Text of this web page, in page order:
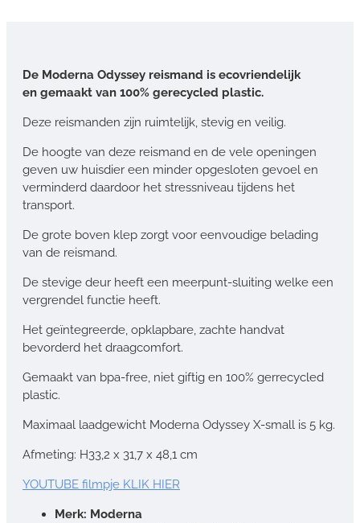
De Moderna Odyssey reismand is ecovriendelijk
en gemaakt van 100% gerecycled plastic.
Deze reismanden zijn ruimtelijk, stevig en veilig.
De hoogte van deze reismand en de vele openingen
geven uw huisdier een minder opgesloten gevoel en
verminderd daardoor het stressniveau tijdens het
transport.
De grote boven klep zorgt voor eenvoudige belading
van de reismand.
De stevige deur heeft een meerpunt-sluiting welke een
vergrendel functie heeft.
Het geïntegreerde, opklapbare, zachte handvat
bevorderd het draagcomfort.
Gemaakt van bpa-free, niet giftig en 100% gerrecycled
plastic.
Maximaal laadgewicht Moderna Odyssey X-small is 5 kg.
Afmeting: H33,2 x 31,7 x 48,1 cm
YOUTUBE filmpje KLIK HIER
Merk: Moderna